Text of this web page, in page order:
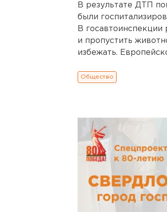
В результате ДТП
были
В
и пропустить
избежать.
Общество